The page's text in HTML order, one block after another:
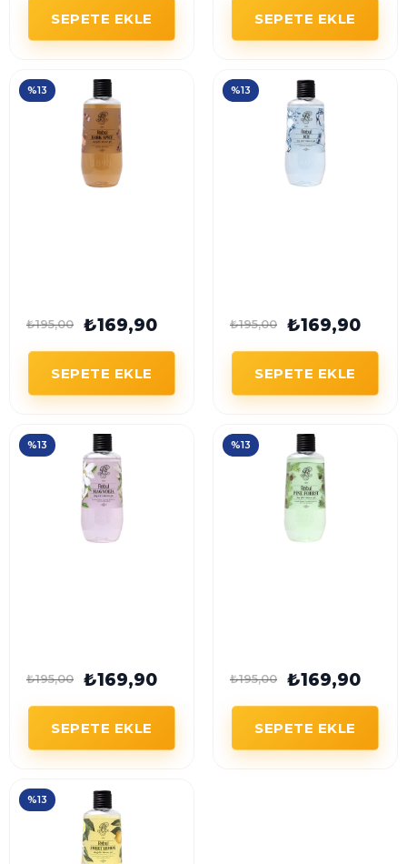
SEPETE EKLE SEPETE EKLE
₺169,90
₺195,00
SEPETE EKLE
%13
₺169,90
₺195,00
SEPETE EKLE
%13
₺169,90
₺195,00
SEPETE EKLE
%13
₺169,90
₺195,00
SEPETE EKLE
%13
%13